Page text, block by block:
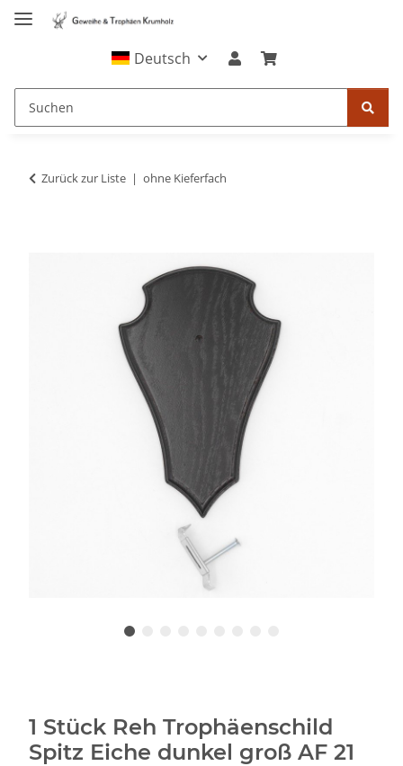
Deutsch
Zurück zur Liste ohne Kieferfach
1 Stück Reh Trophäenschild
Spitz Eiche dunkel groß AF 21